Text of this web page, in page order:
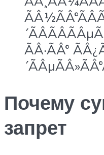
ÃÂ·ÃÂ°
Почему
запрет